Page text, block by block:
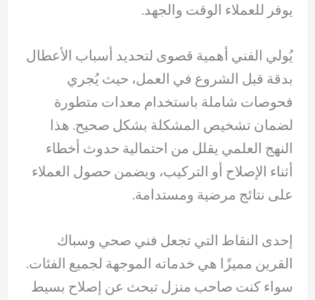
يوفر للعملاء الوقت والجهد.
يُولي الفني أهمية قصوى لتحديد أسباب الأعطال
بدقة قبل الشروع في العمل، حيث يُجري
فحوصات شاملة باستخدام معدات متطورة
لضمان تشخيص المشكلة بشكل صحيح. هذا
النهج العلمي يقلل من احتمالية حدوث أخطاء
أثناء الإصلاح أو التركيب، ويضمن حصول العملاء
على نتائج مرضية ومستدامة.
إحدى النقاط التي تجعل فني صحي وسباك
القرين مميزًا هي خدماته الموجهة لجميع الفئات.
سواء كنت صاحب منزل تبحث عن إصلاح بسيط